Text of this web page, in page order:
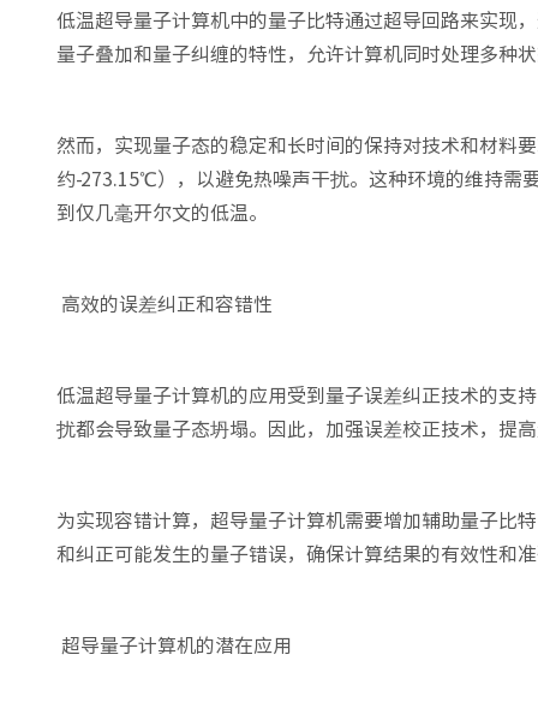
低温超导量子计算机中的量子比特通过超导回路来实现
量子叠加和量子纠缠的特性，允许计算机同时处理多种
然而，实现量子态的稳定和长时间的保持对技术和材料
约-273.15℃），以避免热噪声干扰。这种环境的维持
到仅几毫开尔文的低温。
高效的误差纠正和容错性
低温超导量子计算机的应用受到量子误差纠正技术的支
扰都会导致量子态坍塌。因此，加强误差校正技术，提
为实现容错计算，超导量子计算机需要增加辅助量子比
和纠正可能发生的量子错误，确保计算结果的有效性和准
超导量子计算机的潜在应用